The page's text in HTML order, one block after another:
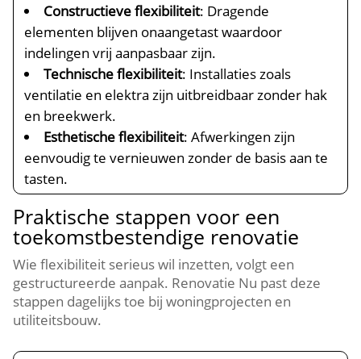
Constructieve flexibiliteit: Dragende
elementen blijven onaangetast waardoor
indelingen vrij aanpasbaar zijn.​
Technische flexibiliteit: Installaties zoals
ventilatie en elektra zijn uitbreidbaar zonder hak
en breekwerk.​
Esthetische flexibiliteit: Afwerkingen zijn
eenvoudig te vernieuwen zonder de basis aan te
tasten.​
Praktische stappen voor een
toekomstbestendige renovatie
Wie flexibiliteit serieus wil inzetten, volgt een
gestructureerde aanpak.​ Renovatie Nu past deze
stappen dagelijks toe bij woningprojecten en
utiliteitsbouw.​